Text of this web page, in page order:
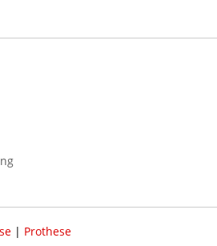
| Prothese